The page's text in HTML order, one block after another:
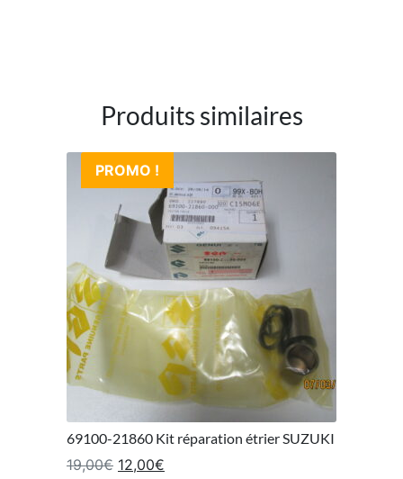
Produits similaires
PROMO !
69100-21860 Kit réparation étrier SUZUKI
19,00€ Le prix initial était : 19,00€.
12,00€